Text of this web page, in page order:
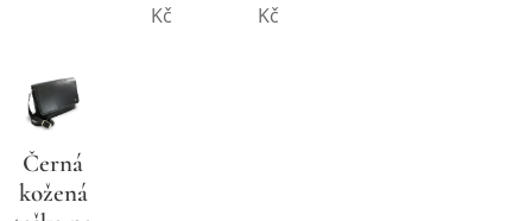
Kč
Kč
Černá
kožená